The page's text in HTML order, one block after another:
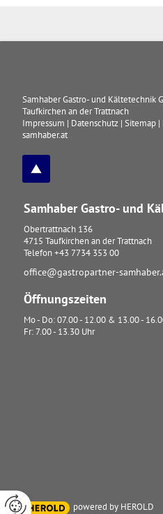
Samhaber Gastro- und Kältetechnik
Taufkirchen an der Trattnach
Impressum | Datenschutz |Sitemap |
samhaber.at
Samhaber Gastro- und
Obertrattnach 136
4715 Taufkirchen an der Trattnach
Telefon +43 7734 353 00
office@gastropartner-
Öffnungszeiten
Mo - Do: 07.00 - 12.00 & 13.00 -
Fr: 7.00 - 13.30 Uhr
powered by HEROLD